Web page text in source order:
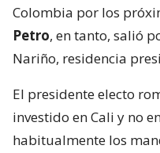
Colombia por los
Petro, en tanto, salió
Nariño, residencia
El presidente electo
investido en Cali y no
habitualmente los